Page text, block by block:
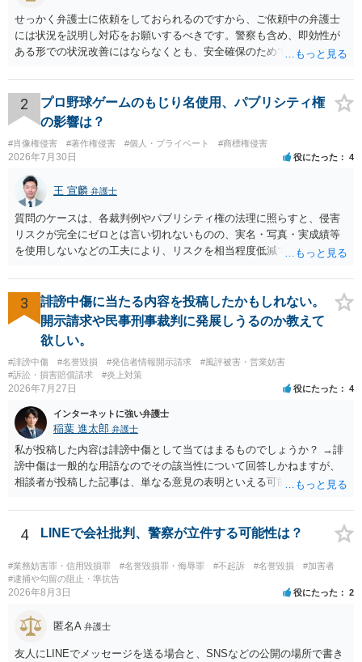
せっかく弁護士に依頼をしておられるのですから、ご依頼中の弁護士
には状況を説明し対応をお願いするべきです。警察も含め、即効性が
ある形での状況改善にはならなくとも、安全確保のためできることは
2
プロ野球ゲームのもじり名使用、パブリシティ権
の影響は？
#肖像権侵害 #著作権侵害 #個人・プライベート #商標権侵害
2026年7月30日 役にたった 4
王 宣麟 弁護士
質問のケースは、各裁判例やパブリシティ権の法理に照らすと、侵害
リスクが完全にゼロとは言い切れないものの、実名・写真・実成績等
を使用しないなどの工夫により、リスクを相当程度低減できる設計に
推測できる」という点は、裁判で争われた場合に「専ら顧客吸引力の
利用を目的とする」と判断される余地を残すため、一定の注意が必要
です。 また、広告収益の有無は、侵害判断に一定の影響を与える可能
性がありますが、決定的要因ではありません。 パブリシティ権侵害の
成否は、主に「専ら顧客吸引力の利用を目的とするか」という点で判
断されます。広告収益があることは「商業的目的」を強く示す要素で
すが、それだけで直ちに侵害となるわけではありません。完全無償・
非営利であれば「表現の自由」「創作物」としての側面が強く評価さ
れる可能性があります。一方、広告収益がある場合は「商業利用」と
しての色彩が強まり、リスクが高まる可能性があります。 公開前に変
更・確認しておく事項については、公開の場でアドバイスするにも限
界があるかと思うので、資料等を持参の上、弁護士に相談されること
も一つかと存じます。
3
誹謗中傷に当たる内容を投稿したかもしれない。
開示請求や民事刑事裁判に発展しうるのか教えて
欲しい。
#誹謗中傷 #名誉毀損 #発信者情報開示請求
#風評被害・営業妨害
#訴訟・損害賠償請求
#炎上対策
2026年7月27日 役にたった 4
インターネットに強い弁護士
稲葉 進太郎 弁護士
私が投稿した内容は誹謗中傷として当てはまるものでしょうか？ →誹
謗中傷は一般的な用語なのでその該当性について回答しかねますが、
相談者が投稿した記事は、単なる意見の表明といえる可能性が高く、
て、開示請求が認められたり、民事裁判や刑事裁判に発展しうるもの
でしょうか？ →権利侵害や、名誉毀損・侮辱に該当する可能性が低い
ため、民事裁判や刑事裁判に発展することはあまり考えられないよう
に思われます。
4 LINEで会社批判、警察が立件する可能性は？
#業務妨害罪・信用毀損罪 #名誉毀損罪・侮辱罪 #不起訴 #名誉毀損
#加害者
#逮捕や勾留の阻止・準抗告
2026年8月3日 役にたった 2
匿名A 弁護士
友人にLINEでメッセージを送る場合と、SNSなどの公開の場所で書き